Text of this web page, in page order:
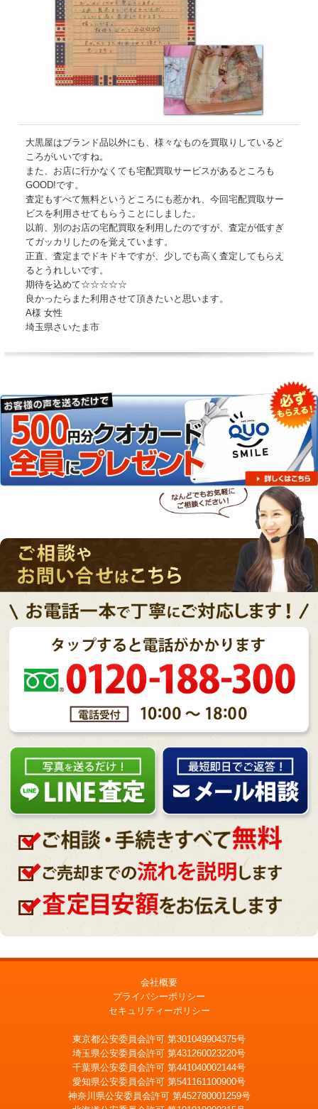
大黒屋はブランド品以外にも、様々なものを買取りしていると
ころがいいですね。
また、お店に行かなくても宅配買取サービスがあるところも
GOOD!です。
査定もすべて無料というところにも惹かれ、今回宅配買取サー
ビスを利用させてもらうことにしました。
以前、別のお店の宅配買取を利用したのですが、査定が低すぎ
てガッカリしたのを覚えています。
正直、査定までドキドキですが、少しでも高く査定してもらえ
るとうれしいです。
期待を込めて☆☆☆☆☆
良かったらまた利用させて頂きたいと思います。
A様 女性
埼玉県さいたま市
会社概要
プライバシーポリシー
セキュリティーポリシー
東京都公安委員会許可 第301049904375号
埼玉県公安委員会許可 第431260023220号
千葉県公安委員会許可 第441040002144号
愛知県公安委員会許可 第541161100900号
神奈川県公安委員会許可 第452780001259号